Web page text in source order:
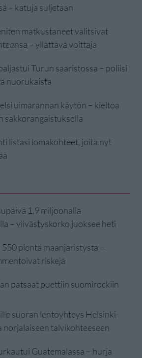
– katuja suljetaan
matkustaneet valitsivat
– yllättävä voittaja
Turun saaristossa – poliisi
nuorukaista
uimarannan käytön – kieltoa
sakkorangaistuksella
listasi lomakohteet, joita nyt
1,9 miljoonalla
– viivästyskorko juoksee heti
pientä maanjäristystä –
riskejä
patsaat puettiin suomirockiin
suoran lentoyhteys Helsinki-
norjalaiseen talvikohteeseen
Guatemalassa – hurja